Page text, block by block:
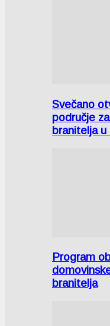
Svečano
područje
branitelja u
Program
branitelja